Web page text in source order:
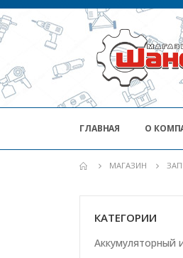
ГЛАВНАЯ О
МАГАЗИН
КАТЕГОРИИ
Аккумуляторный